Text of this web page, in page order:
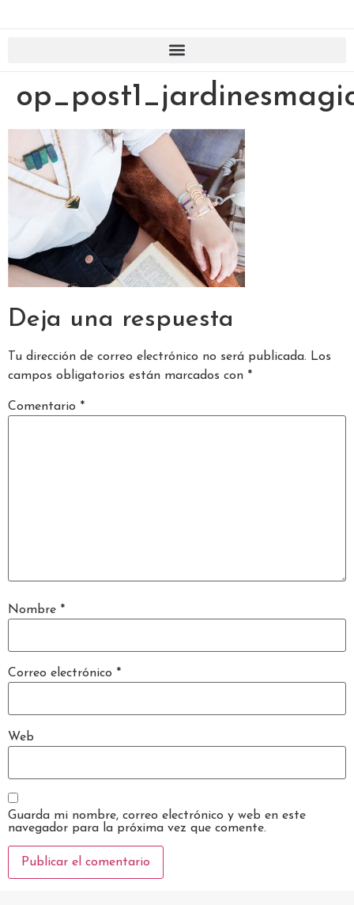
Deja una respuesta
Tu dirección de correo electrónico no será publicada. Los
campos obligatorios están marcados con *
Comentario *
Nombre *
Correo electrónico *
Web
Guarda mi nombre, correo electrónico y web en este
navegador para la próxima vez que comente.